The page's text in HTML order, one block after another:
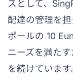
スとして、
配達の管理を
ポールの 10
ニーズを満た
を続けています